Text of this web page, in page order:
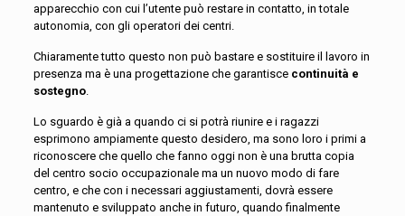
apparecchio con cui l’utente può restare in contatto, in totale
autonomia, con gli operatori dei centri.
Chiaramente tutto questo non può bastare e sostituire il lavoro in
presenza ma è una progettazione che garantisce continuità e
sostegno.
Lo sguardo è già a quando ci si potrà riunire e i ragazzi
esprimono ampiamente questo desidero, ma sono loro i primi a
riconoscere che quello che fanno oggi non è una brutta copia
del centro socio occupazionale ma un nuovo modo di fare
centro, e che con i necessari aggiustamenti, dovrà essere
mantenuto e sviluppato anche in futuro, quando finalmente